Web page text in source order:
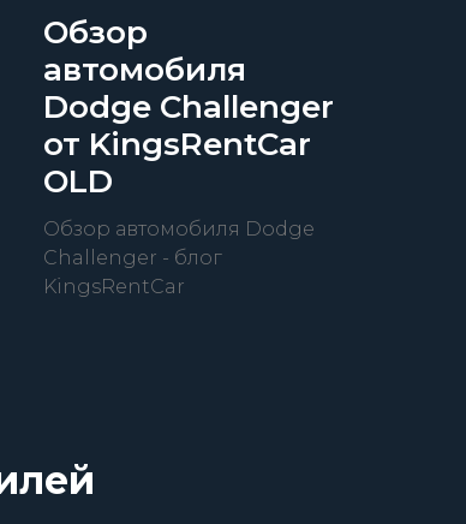
Обзор
автомобиля
Dodge Сhallenger
от KingsRentCar
OLD
Обзор автомобиля Dodge
Сhallenger - блог
KingsRentCar